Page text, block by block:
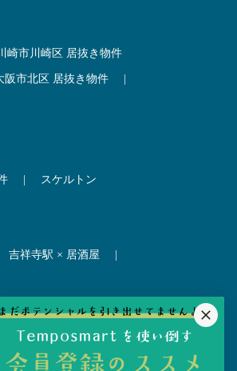
崎市川崎区 居抜き物件
阪市北区 居抜き物件
スケルトン
吉祥寺駅 × 居酒屋
赤坂見附駅 居抜き物件